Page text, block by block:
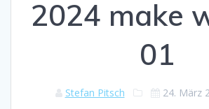
2024 make
01
Stefan Pitsch 24. März